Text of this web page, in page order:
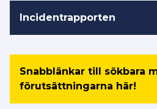
Incidentrapporten
Snabblänkar till sökbara
förutsättningarna här!